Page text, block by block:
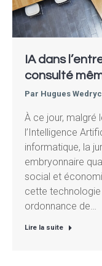
IA dans
consulté
Par Hugues
À ce jour, malgré
l’Intelligence
informatique, la
embryonnaire
social et
cette technologie
ordonnance de…
Lire la suite